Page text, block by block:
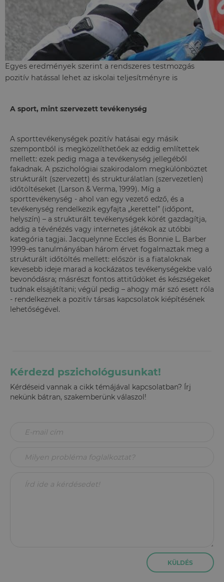
Egyes eredmények szerint a rendszeres testmozgás
pozitív hatással lehet az iskolai teljesítményre is
A sport, mint szervezett tevékenység
A sporttevékenységek pozitív hatásai egy másik
szempontból is megközelíthetőek az eddig említettek
mellett: ezek pedig maga a tevékenység jellegéből
fakadnak. A pszichológiai szakirodalom megkülönböztet
strukturált (szervezett) és strukturálatlan (szervezetlen)
időtöltéseket (Larson & Verma, 1999). Míg a
sporttevékenység - ahol van egy vezető edző, és a
tevékenység rendelkezik egyfajta „kerettel” (időpont,
helyszín) – a strukturált tevékenységek körét gazdagítja,
addig a tévénézés vagy internetes játékok az utóbbi
kategória tagjai. Jacquelynne Eccles és Bonnie L. Barber
1999-es tanulmányában három érvet fogalmaztak meg a
strukturált időtöltés mellett: először is a fiataloknak
kevesebb ideje marad a kockázatos tevékenységekbe való
bevonódásra; másrészt fontos attitűdöket és készségeket
tudnak elsajátítani; végül pedig – ahogy már szó esett róla
- rendelkeznek a pozitív társas kapcsolatok kiépítésének
lehetőségével.
Kérdezd pszichológusunkat!
Kérdéseid vannak a cikk témájával kapcsolatban? Írj
nekünk bátran, szakemberünk válaszol!
KÜLDÉS